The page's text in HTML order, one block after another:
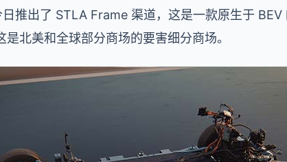
推出了 STLA Frame 渠道，这是一款原生于
是北美和全球部分商场的要害细分商场。